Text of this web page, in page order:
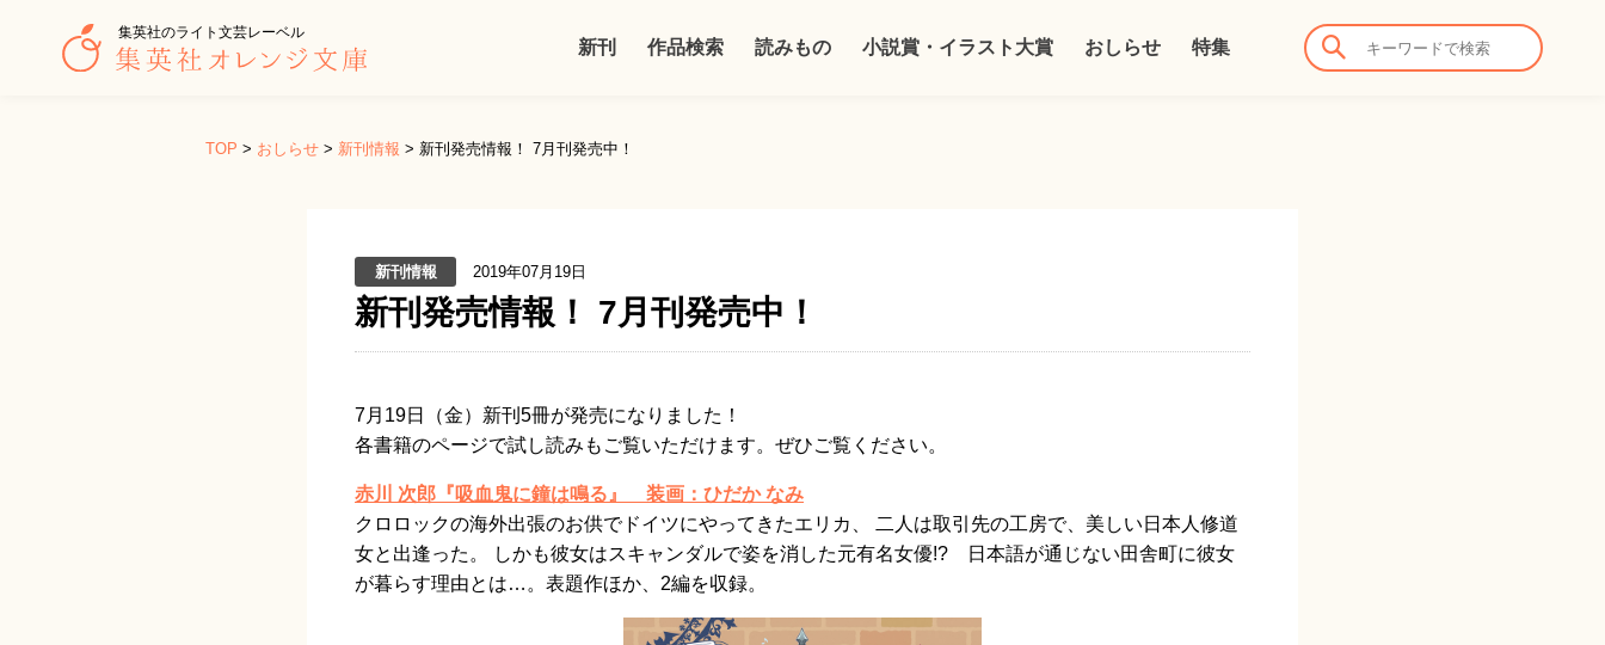
集英社のライト文芸レーベル
新刊 作品検索 読みもの 小説賞・イラスト大賞 おしらせ 特集
TOP > おしらせ > 新刊情報 > 新刊発売情報！ 7月刊発売中！
新刊情報 2019年07月19日
新刊発売情報！ 7月刊発売中！
7月19日（金） 新刊5冊が発売になりました！
各書籍のページで試し読みもご覧いただけます。ぜひご覧ください。
赤川 次郎『吸血鬼に鐘は鳴る』
装画：ひだか なみ
クロロックの海外出張のお供でドイツにやってきたエリカ、 二人は取引先の工房で、美しい日本人修道
女と出逢った。 しかも彼女はスキャンダルで姿を消した元有名女優!? 日本語が通じない田舎町に彼女
が暮らす理由とは…。表題作ほか、2編を収録。